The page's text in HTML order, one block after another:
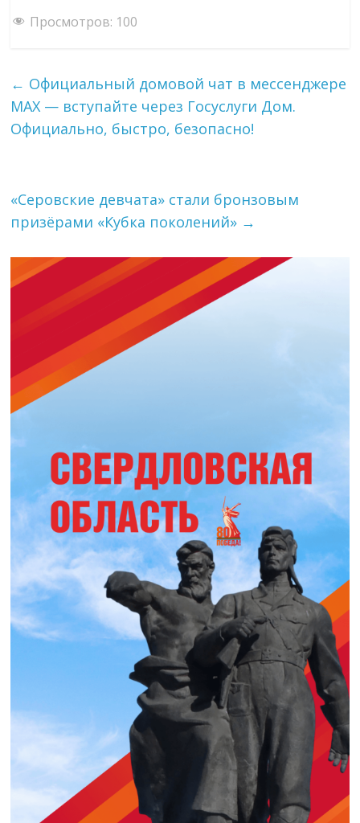
Просмотров: 100
← Официальный домовой чат в мессенджере
MAX — вступайте через Госуслуги Дом.
Официально, быстро, безопасно!
«Серовские девчата» стали бронзовым
призёрами «Кубка поколений» →